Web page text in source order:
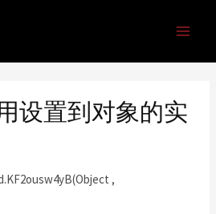
设置到对象的实
,